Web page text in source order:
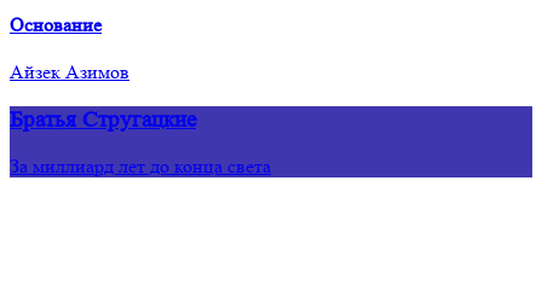
Основание
Айзек Азимов
Братья Стругацкие
За миллиард лет до конца света